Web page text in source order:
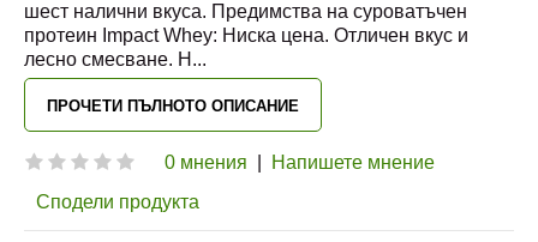
шест налични вкуса. Предимства на суроватъчен
протеин Impact Whey: Ниска цена. Отличен вкус и
лесно смесване. Н ...
ПРОЧЕТИ ПЪЛНОТО ОПИСАНИЕ
0 мнения
Напишете мнение
Сподели продукта